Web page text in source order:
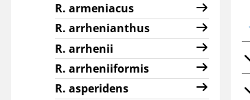
R. armeniacus
R. arrhenianthus
R. arrhenii
R. arrheniiformis
R. asperidens